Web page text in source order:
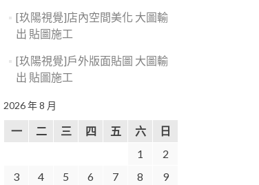
[玖陽視覺]店內空間美化 大圖輸
出 貼圖施工
[玖陽視覺]戶外版面貼圖 大圖輸
出 貼圖施工
2026 年 8 月
一 二 三 四 五 六
日
1
2
3
4 5 6 7 8
9